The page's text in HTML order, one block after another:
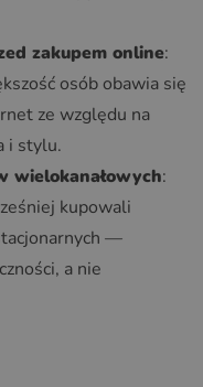
zakupem online:
osób obawia się
ze względu na
i stylu.
wielokanałowych:
kupowali
—
a nie